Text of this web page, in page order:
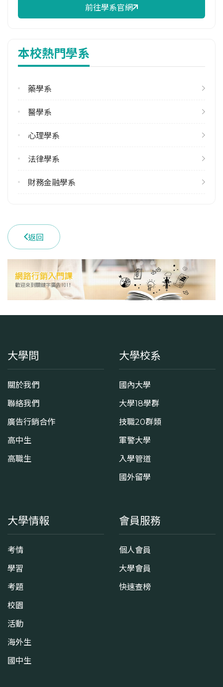
113學年度下學期
修輔系人數
113學年度上學期
32
雙主修人數
113學年度下學期
(02)33664700
學系地址
臺北市中正區羅斯福路四段1號
前往學系官網
本校熱門學系
藥學系
醫學系
心理學系
法律學系
財務金融學系
返回
大學問
關於我們
聯絡我們
廣告行銷合作
高中生
高職生
大學校系
國內大學
大學18學群
技職20群類
軍警大學
入學管道
國外留學
大學情報
考情
學習
考題
校園
活動
海外生
國中生
會員服務
個人會員
大學會員
快速查榜